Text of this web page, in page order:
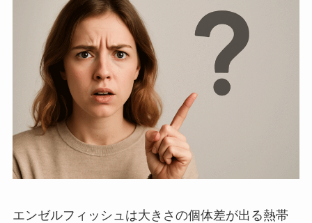
エンゼルフィッシュは大きさの個体差が出る熱帯